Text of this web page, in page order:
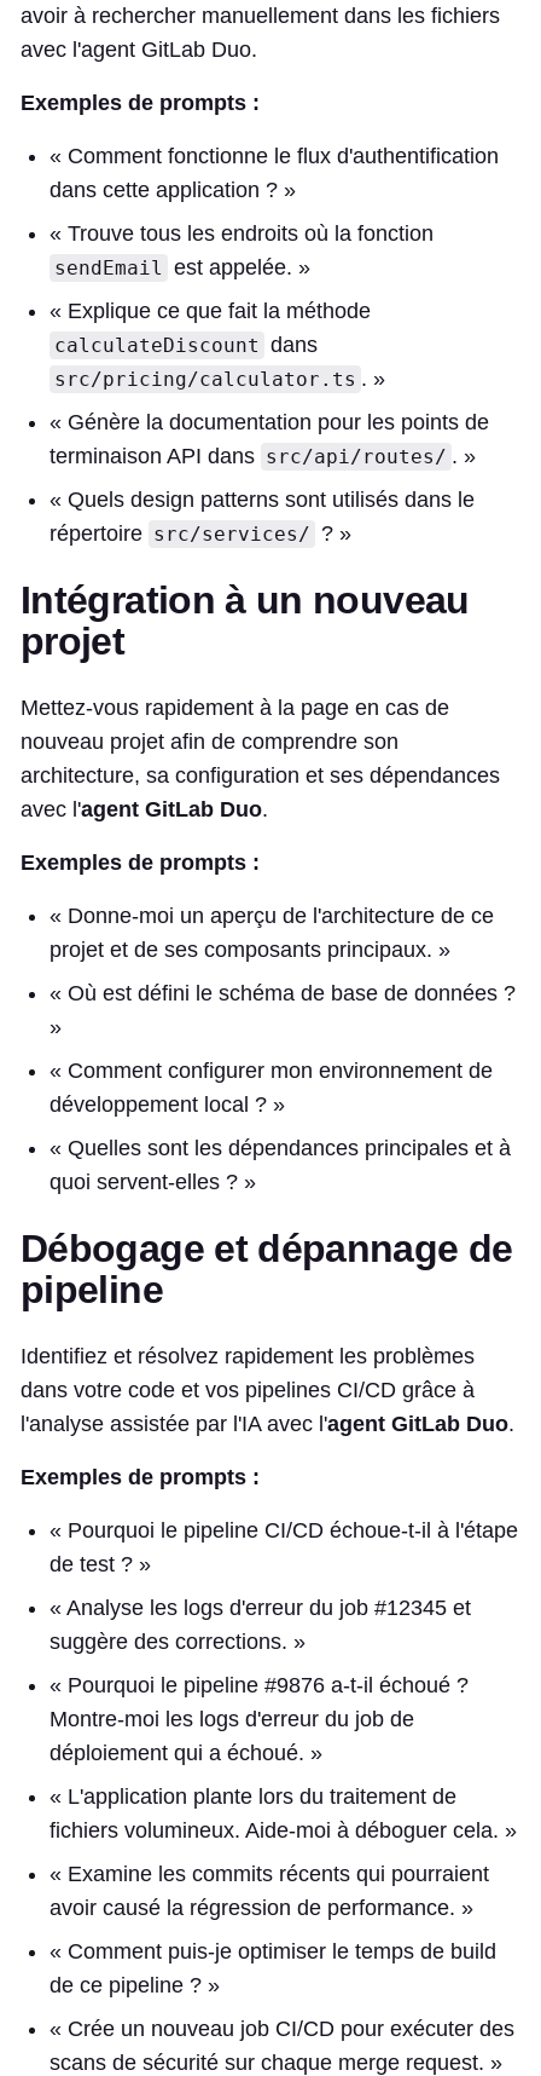
avoir à rechercher manuellement dans les fichiers
avec l'agent GitLab Duo.
Exemples de prompts :
« Comment fonctionne le flux d'authentification
dans cette application ? »
« Trouve tous les endroits où la fonction
sendEmail est appelée. »
« Explique ce que fait la méthode
calculateDiscount dans
src/pricing/calculator.ts . »
« Génère la documentation pour les points de
terminaison API dans src/api/routes/ . »
« Quels design patterns sont utilisés dans le
répertoire src/services/ ? »
Intégration à un nouveau
projet
Mettez-vous rapidement à la page en cas de
nouveau projet afin de comprendre son
architecture, sa configuration et ses dépendances
avec l'agent GitLab Duo.
Exemples de prompts :
« Donne-moi un aperçu de l'architecture de ce
projet et de ses composants principaux. »
« Où est défini le schéma de base de données ?
»
« Comment configurer mon environnement de
développement local ? »
« Quelles sont les dépendances principales et à
quoi servent-elles ? »
Débogage et dépannage de
pipeline
Identifiez et résolvez rapidement les problèmes
dans votre code et vos pipelines CI/CD grâce à
l'analyse assistée par l'IA avec l'agent GitLab Duo.
Exemples de prompts :
« Pourquoi le pipeline CI/CD échoue-t-il à l'étape
de test ? »
« Analyse les logs d'erreur du job #12345 et
suggère des corrections. »
« Pourquoi le pipeline #9876 a-t-il échoué ?
Montre-moi les logs d'erreur du job de
déploiement qui a échoué. »
« L'application plante lors du traitement de
fichiers volumineux. Aide-moi à déboguer cela. »
« Examine les commits récents qui pourraient
avoir causé la régression de performance. »
« Comment puis-je optimiser le temps de build
de ce pipeline ? »
« Crée un nouveau job CI/CD pour exécuter des
scans de sécurité sur chaque merge request. »